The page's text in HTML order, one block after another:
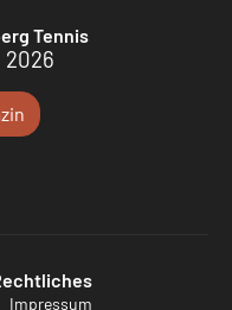
Tennis
2026
Impressum